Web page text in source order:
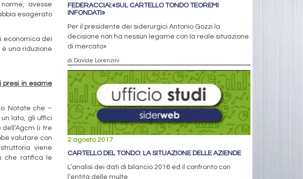
avesse
esagerato
economica dei
è una riduzione
presi in esame
Notate che –
lato, gli uffici
(i tre
valutare con
viene
che ratifica le
FEDERACCIAI:«SUL CARTELLO TONDO TEOREMI
INFONDATI»
Per il presidente dei siderurgici Antonio Gozzi la
decisione non ha nessun legame con la reale situazione
di mercato»
di Davide Lorenzini
2 agosto 2017
CARTELLO DEL TONDO: LA SITUAZIONE DELLE AZIENDE
L’analisi dei dati di bilancio 2016 ed il confronto con
l’entità delle multe